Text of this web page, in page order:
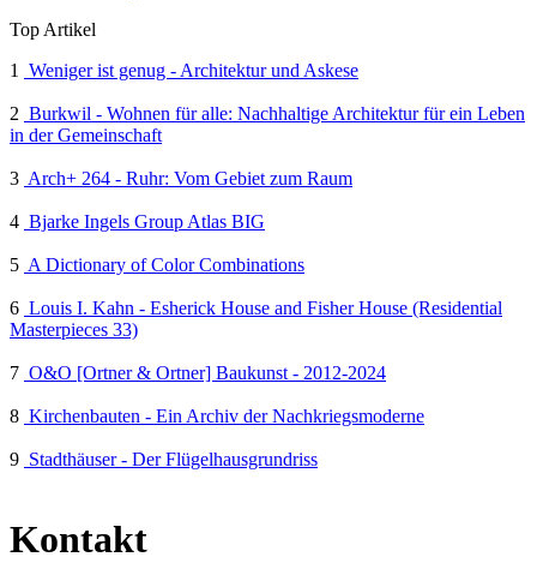
Top Artikel
1
Weniger ist genug - Architektur und Askese
2 Burkwil - Wohnen für alle: Nachhaltige Architektur für ein Leben
in der Gemeinschaft
3 Arch+ 264 - Ruhr: Vom Gebiet zum Raum
4 Bjarke Ingels Group Atlas BIG
5 A Dictionary of Color Combinations
6 Louis I. Kahn - Esherick House and Fisher House (Residential
Masterpieces 33)
7 O&O [Ortner & Ortner] Baukunst - 2012-2024
8 Kirchenbauten - Ein Archiv der Nachkriegsmoderne
9 Stadthäuser - Der Flügelhausgrundriss
Kontakt